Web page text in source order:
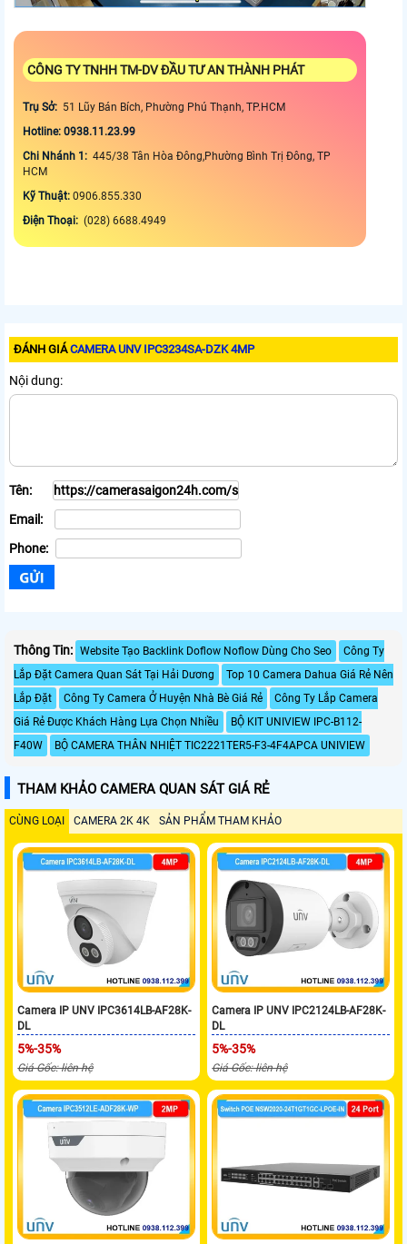
CÔNG TY TNHH TM-DV ĐẦU TƯ AN THÀNH PHÁT
Trụ Sở: 51 Lũy Bán Bích, Phường Phú Thạnh, TP.HCM
Hotline: 0938.11.23.99
Chi Nhánh 1: 445/38 Tân Hòa Đông,Phường Bình Trị Đông, TP
HCM
Kỹ Thuật: 0906.855.330
Điện Thoại: (028) 6688.4949
ĐÁNH GIÁCAMERA UNV IPC3234SA-DZK 4MP
Nội dung:
Tên:
Email:
Phone:
Thông Tin: Website Tạo Backlink Doflow Noflow Dùng Cho Seo
Công Ty
Lắp Đặt Camera Quan Sát Tại Hải Dương
Top 10 Camera Dahua Giá Rẻ Nên
Lắp Đặt
Công Ty Camera Ở Huyện Nhà Bè Giá Rẻ
Công Ty Lắp Camera
Giá Rẻ Được Khách Hàng Lựa Chọn Nhiều
BỘ KIT UNIVIEW IPC-B112-
F40W
BỘ CAMERA THÂN NHIỆT TIC2221TER5-F3-4F4APCA UNIVIEW
THAM KHẢO CAMERA QUAN SÁT GIÁ RẺ
CÙNG LOẠI CAMERA 2K 4K SẢN PHẨM THAM KHẢO
Camera IP UNV IPC3614LB-AF28K-
DL
5%-35%
Giá Gốc: liên hệ
Camera IP UNV IPC2124LB-AF28K-
DL
5%-35%
Giá Gốc: liên hệ